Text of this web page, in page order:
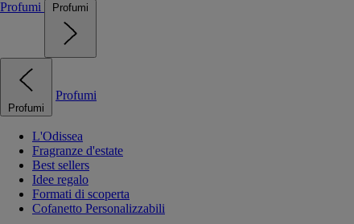
Profumi Profumi
Profumi
Profumi
L'Odissea
Fragranze d'estate
Best sellers
Idee regalo
Formati di scoperta
Cofanetto Personalizzabili